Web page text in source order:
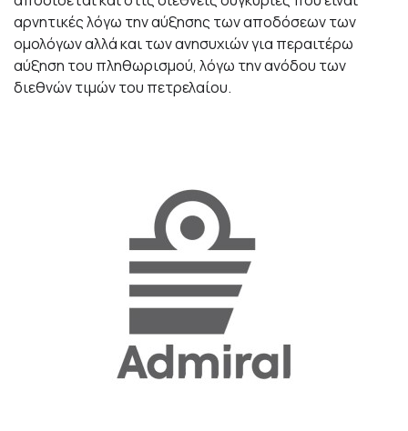
αρνητικές λόγω την αύξησης των αποδόσεων των
ομολόγων αλλά και των ανησυχιών για περαιτέρω
αύξηση του πληθωρισμού, λόγω την ανόδου των
διεθνών τιμών του πετρελαίου.